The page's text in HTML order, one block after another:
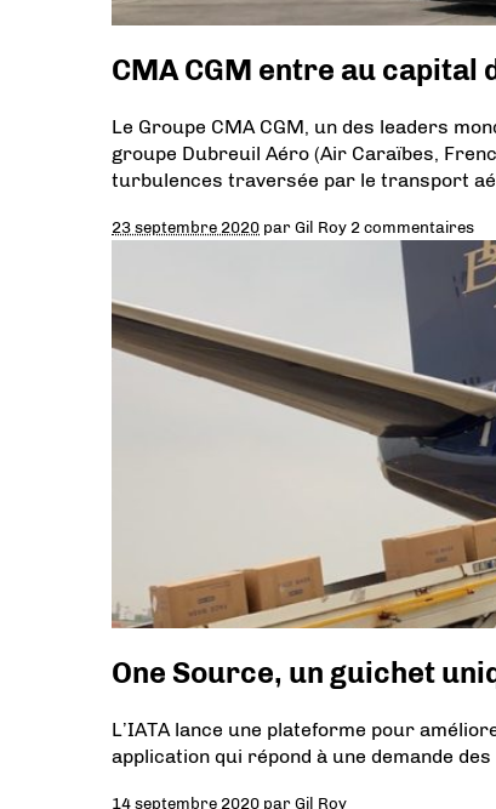
CMA CGM entre au capital
Le Groupe CMA CGM, un des leaders
groupe Dubreuil Aéro (Air Caraïbes,
turbulences traversée par le transport
23 septembre 2020 parGil Roy 2 commentaires
One Source, un guichet
L’IATA lance une plateforme pour
application qui répond à une demande
14 septembre 2020 parGil Roy